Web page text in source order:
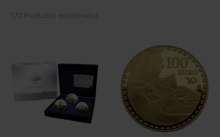
172 Productos encontrados